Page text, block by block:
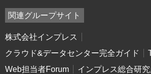
関連グループサイト
株式会社インプレス
クラウド&データセンター完全ガイド
Web担当者Forum
インプレス総合研